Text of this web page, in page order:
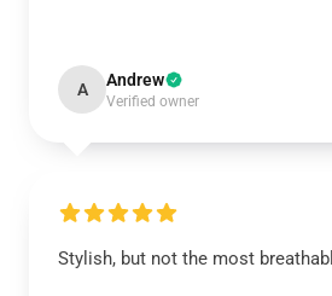
A Andrew
Verified owner
Stylish, but not the most